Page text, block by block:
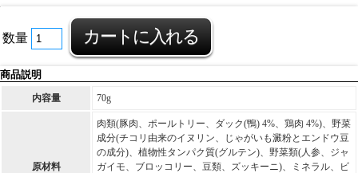
数量
商品説明
内容量 70g
原材料
肉類(豚肉、ポールトリー、ダック(鴨) 4%、鶏肉 4%)、野菜
成分(チコリ由来のイヌリン、じゃがいも澱粉とエンドウ豆
の成分)、植物性タンパク質(グルテン)、野菜類(人参、ジャ
ガイモ、ブロッコリー、豆類、ズッキーニ)、ミネラル、ビ